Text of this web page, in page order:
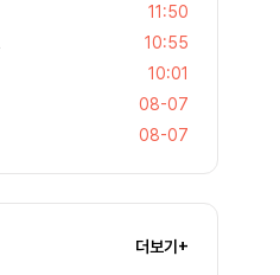
11:50
10:55
10:01
08-07
08-07
더보기+